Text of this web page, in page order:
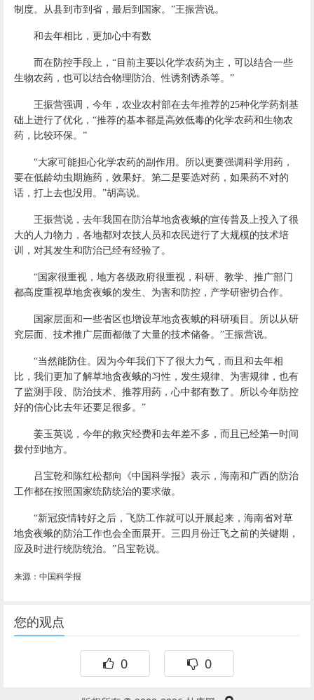
制度。从县到市到省，最后到国家。”王振营说。
和去年相比，更加心中有数
而在防控手段上，“目前主要以化学农药为主，可以结合一些
生物农药，也可以结合物理防治、性诱剂诱杀等。”
王振营强调，今年，农业农村部在去年推荐的25种化学药剂基
础上进行了优化，“推荐的基本都是高效低毒的化学农药和生物农
药，比较环保。”
“大家可能担心化学农药的副作用。所以更要强调科学用药，
要在低龄幼虫期施药，效果好。第二是要选对药，如果药不对的
话，打上去也没用。”胡高说。
王振营说，去年我国在防治草地贪夜蛾的宣传普及上投入了很
大的人力物力，各地都对农技人员和农民进行了大规模的技术培
训，对其发生和防治已经有经验了。
“国家很重视，地方各级政府很重视，科研、教学、推广部门
都高度重视草地贪夜蛾的发生、为害和防控，产学研密切合作。
国家层面和一些省区也增设草地贪夜蛾的科研项目。所以从研
究层面、技术推广层面都做了大量的技术储备。”王振营说。
“当然能防住。因为今年我们下了很大力气，而且和去年相
比，我们更加了解草地贪夜蛾的习性，发生规律、为害规律，也有
了监测手段、防治技术、推荐用药，心中都有数了。所以今年防控
好的信心比去年还要足很多。”
姜玉英说，今年的救灾经费和去年差不多，而且已经第一时间
拨付到地方。
吕宝乾和陈红松都向《中国科学报》表示，海南和广西的防治
工作都在按照国家统防统治的要求做。
“新冠疫情转好之后，飞防工作就可以开展起来，海南省对草
地贪夜蛾的防治工作也会全面展开。三四月份迁飞之前的关键期，
应及时进行统防统治。”吕宝乾说。
来源：中国科学报
您的观点
0 0